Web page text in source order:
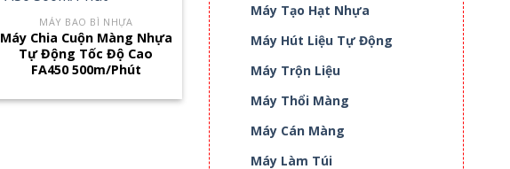
MÁY BAO BÌ NHỰA
Máy Chia Cuộn Màng Nhựa
Tự Động Tốc Độ Cao
FA450 500m/Phút
Máy Tạo Hạt Nhựa
Máy Hút Liệu Tự Động
Máy Trộn Liệu
Máy Thổi Màng
Máy Cán Màng
Máy Làm Túi